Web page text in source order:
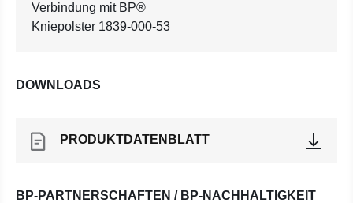
Verbindung mit BP®
Kniepolster 1839-000-53
DOWNLOADS
PRODUKTDATENBLATT
BP-PARTNERSCHAFTEN / BP-NACHHALTIGKEIT